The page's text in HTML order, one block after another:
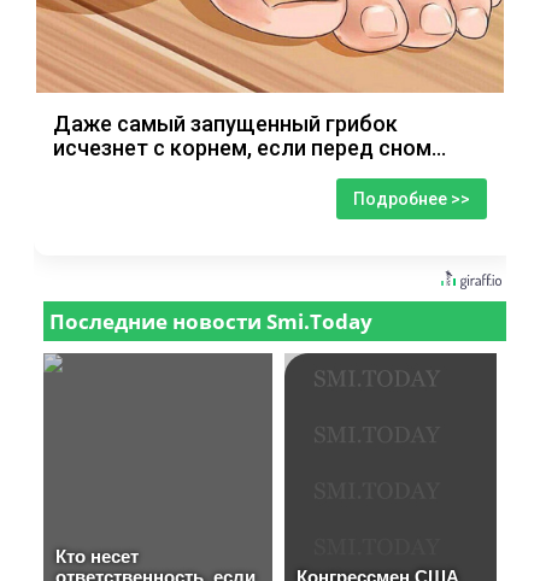
Даже самый запущенный грибок
исчезнет с корнем, если перед сном…
Подробнее >>